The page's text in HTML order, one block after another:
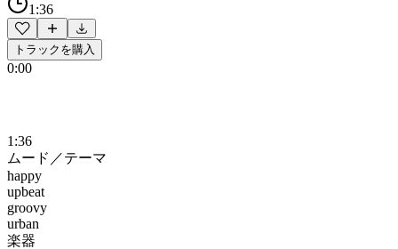
1:36
トラックを購入
0:00
1:36
ムード／テーマ
happy
upbeat
groovy
urban
楽器